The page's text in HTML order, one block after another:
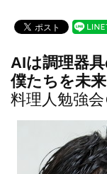
c
e
b
o
o
tt
er
e
AIは調理器
僕たちを未
料理人勉強